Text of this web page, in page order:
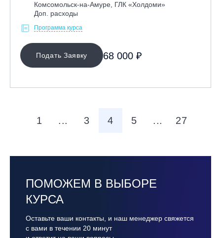
Комсомольск-на-Амуре, ГЛК «Холдоми»
Доп. расходы
Программа курса
Подать Заявку 68 000 ₽
1 ... 3 4 5 ... 27
ПОМОЖЕМ В ВЫБОРЕ
КУРСА
Оставьте ваши контакты, и наш менеджер свяжется
с вами в течении 20 минут